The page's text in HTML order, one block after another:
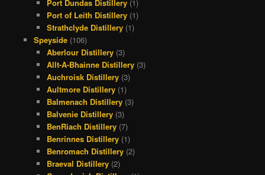
Port Dundas Distillery (1)
Port of Leith Distillery (1)
Strathclyde Distillery (1)
Speyside(106)
Aberlour Distillery (3)
Allt-A-Bhainne Distillery (3)
Auchroisk Distillery (3)
Aultmore Distillery (1)
Balmenach Distillery (3)
Balvenie Distillery (3)
BenRiach Distillery (7)
Benrinnes Distillery (1)
Benromach Distillery (2)
Braeval Distillery (2)